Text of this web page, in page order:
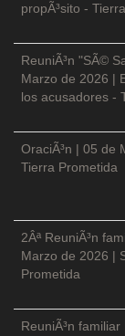
propÃ³sito -
ReuniÃ³n "SÃ©
Marzo de 2026 |
los acusadores -
OraciÃ³n | 05 de
Tierra Prometida
2Âª ReuniÃ³n
Marzo de 2026 |
Prometida
ReuniÃ³n familiar